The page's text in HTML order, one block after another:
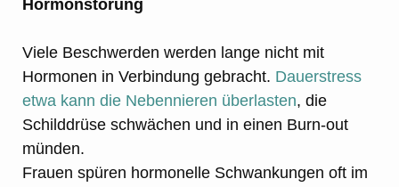
Hormonstörung
Viele Beschwerden werden lange nicht mit
Hormonen in Verbindung gebracht. Dauerstress
etwa kann die Nebennieren überlasten, die
Schilddrüse schwächen und in einen Burn-out
münden.
Frauen spüren hormonelle Schwankungen oft im